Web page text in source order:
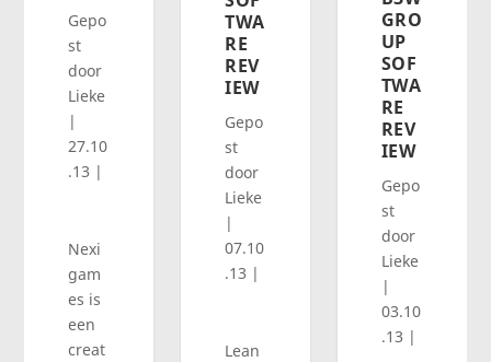
Gepo
st
door
Lieke
|
27.10
.13 |
Nexi
gam
es is
een
creat
TWA
RE
REV
IEW
Gepo
st
door
Lieke
|
07.10
.13 |
Lean
GRO
UP
SOF
TWA
RE
REV
IEW
Gepo
st
door
Lieke
|
03.10
.13 |